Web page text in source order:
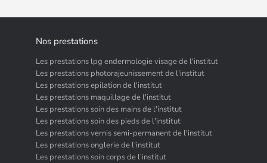
Nos prestations
Les prestations lpg endermologie visage de l'institut
Les prestations photorajeunissement de l'institut
Les prestations epilation de l'institut
Les prestations maquillage de l'institut
Les prestations soin des mains de l'institut
Les prestations soin des pieds de l'institut
Les prestations vernis semi-permanent de l'institut
Les prestations onglerie de l'institut
Les prestations soin corps de l'institut